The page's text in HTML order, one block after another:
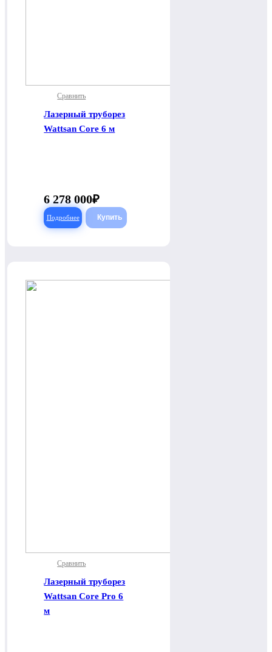
Сравнить
Лазерный труборез
Wattsan Core 6 м
6 278 000
Подробнее
Сравнить
Лазерный труборез
Wattsan Core Pro 6
м